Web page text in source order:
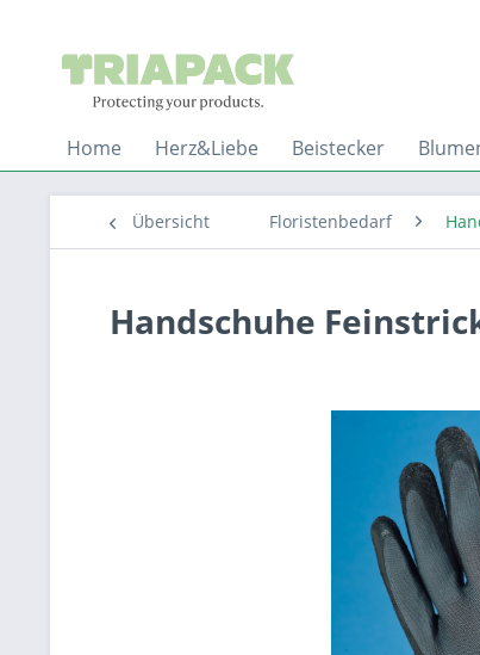
Home Herz&Liebe Beistecker
Übersicht Floristenbedarf
Handschuhe